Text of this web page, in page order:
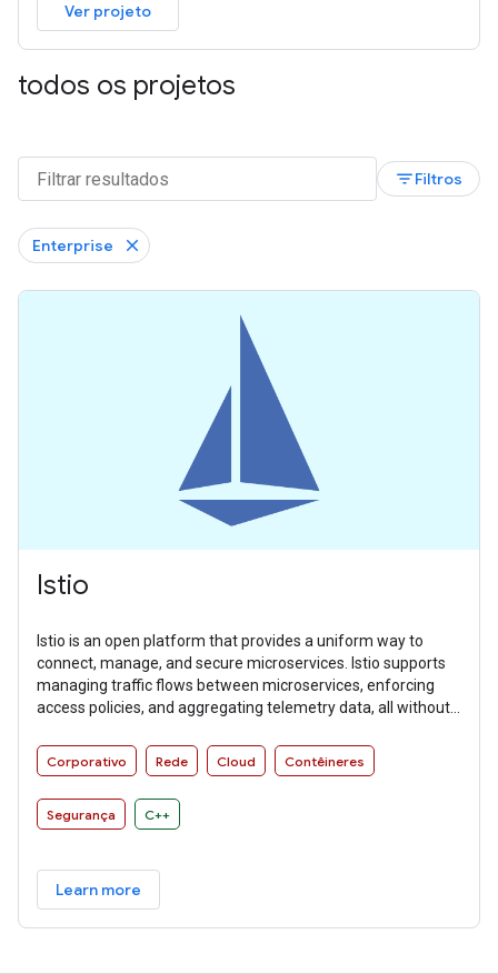
Ver projeto
todos os projetos
filter_listFiltros
Enterprise
Istio
Istio is an open platform that provides a uniform way to
connect, manage, and secure microservices. Istio supports
managing traffic flows between microservices, enforcing
access policies, and aggregating telemetry data, all without
Corporativo Rede Cloud Contêineres
Segurança C++
Learn more